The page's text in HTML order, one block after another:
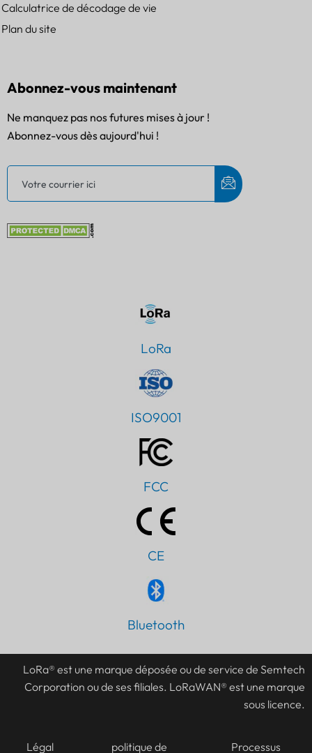
Calculatrice de décodage de vie
Plan du site
Abonnez-vous maintenant
Ne manquez pas nos futures mises à jour !
Abonnez-vous dès aujourd'hui !
LoRa
ISO9001
FCC
CE
Bluetooth
LoRa® est une marque déposée ou de service de Semtech
Corporation ou de ses filiales. LoRaWAN® est une marque
sous licence.
Légal
politique de
Processus
DE
AR
IT